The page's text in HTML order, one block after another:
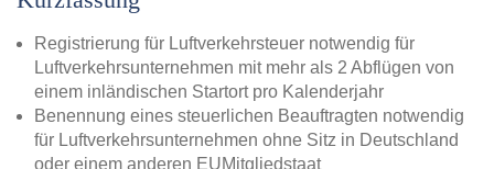
Registrierung für Luftverkehrsteuer notwendig für
Luftverkehrsunternehmen mit mehr als 2 Abflügen von
einem inländischen Startort pro Kalenderjahr
Benennung eines steuerlichen Beauftragten notwendig
für Luftverkehrsunternehmen ohne Sitz in Deutschland
oder einem anderen EUMitgliedstaat